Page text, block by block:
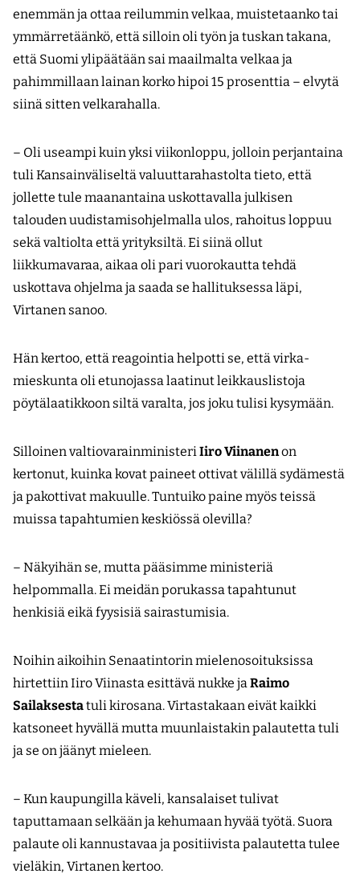
enemmän ja ottaa reilummin velkaa, muistetaanko tai
ymmärretäänkö, että silloin oli työn ja tuskan takana,
että Suomi ylipäätään sai maailmalta velkaa ja
pahimmillaan lainan korko hipoi 15 prosenttia – elvytä
siinä sitten velkarahalla.
– Oli useampi kuin yksi viikonloppu, jolloin perjantaina
tuli Kansainväliseltä valuuttarahastolta tieto, että
jollette tule maanantaina uskottavalla julkisen
talouden uudistamisohjelmalla ulos, rahoitus loppuu
sekä valtiolta että yrityksiltä. Ei siinä ollut
liikkumavaraa, aikaa oli pari vuorokautta tehdä
uskottava ohjelma ja saada se hallituksessa läpi,
Virtanen sanoo.
Hän kertoo, että reagointia helpotti se, että virka­
mieskunta oli etunojassa laatinut leikkauslistoja
pöytälaatikkoon siltä varalta, jos joku tulisi kysymään.
Silloinen valtiovarainministeriIiro Viinanenon
kertonut, kuinka kovat paineet ottivat välillä sydämestä
ja pakottivat makuulle. Tuntuiko paine myös teissä
muissa tapahtumien keskiössä olevilla?
– Näkyihän se, mutta pääsimme ministeriä
helpommalla. Ei meidän porukassa tapahtunut
henkisiä eikä fyysisiä sairastumisia.
Noihin aikoihin Senaatintorin mielenosoituksissa
hirtettiin Iiro Viinasta esittävä nukke jaRaimo
Sailaksestatuli kirosana. Virtastakaan eivät kaikki
katsoneet hyvällä mutta muunlaistakin palautetta tuli
ja se on jäänyt mieleen.
– Kun kaupungilla käveli, kansalaiset tulivat
taputtamaan selkään ja kehumaan hyvää työtä. Suora
palaute oli kannustavaa ja positiivista palautetta tulee
vieläkin, Virtanen kertoo.